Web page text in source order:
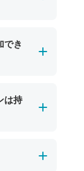
だけま
てポイン
でき
アーは
上でのご
ただきま
は持
ケース